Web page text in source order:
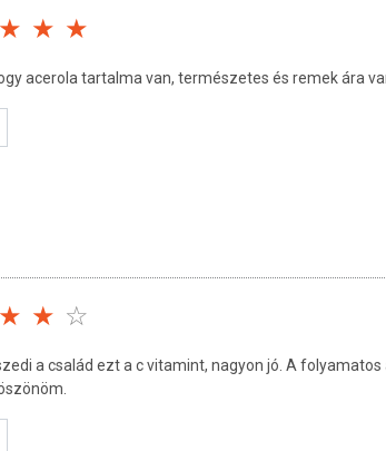
folyadékkal, szétrágás nélkül fogyassza.
zselatin, mikrokristályos cellulóz töltőanyag,
helyen, 25 °C alatti hőmérsékleten tárolja.
acerola tartalma van, természetes és remek ára
a család ezt a c vitamint, nagyon jó. A